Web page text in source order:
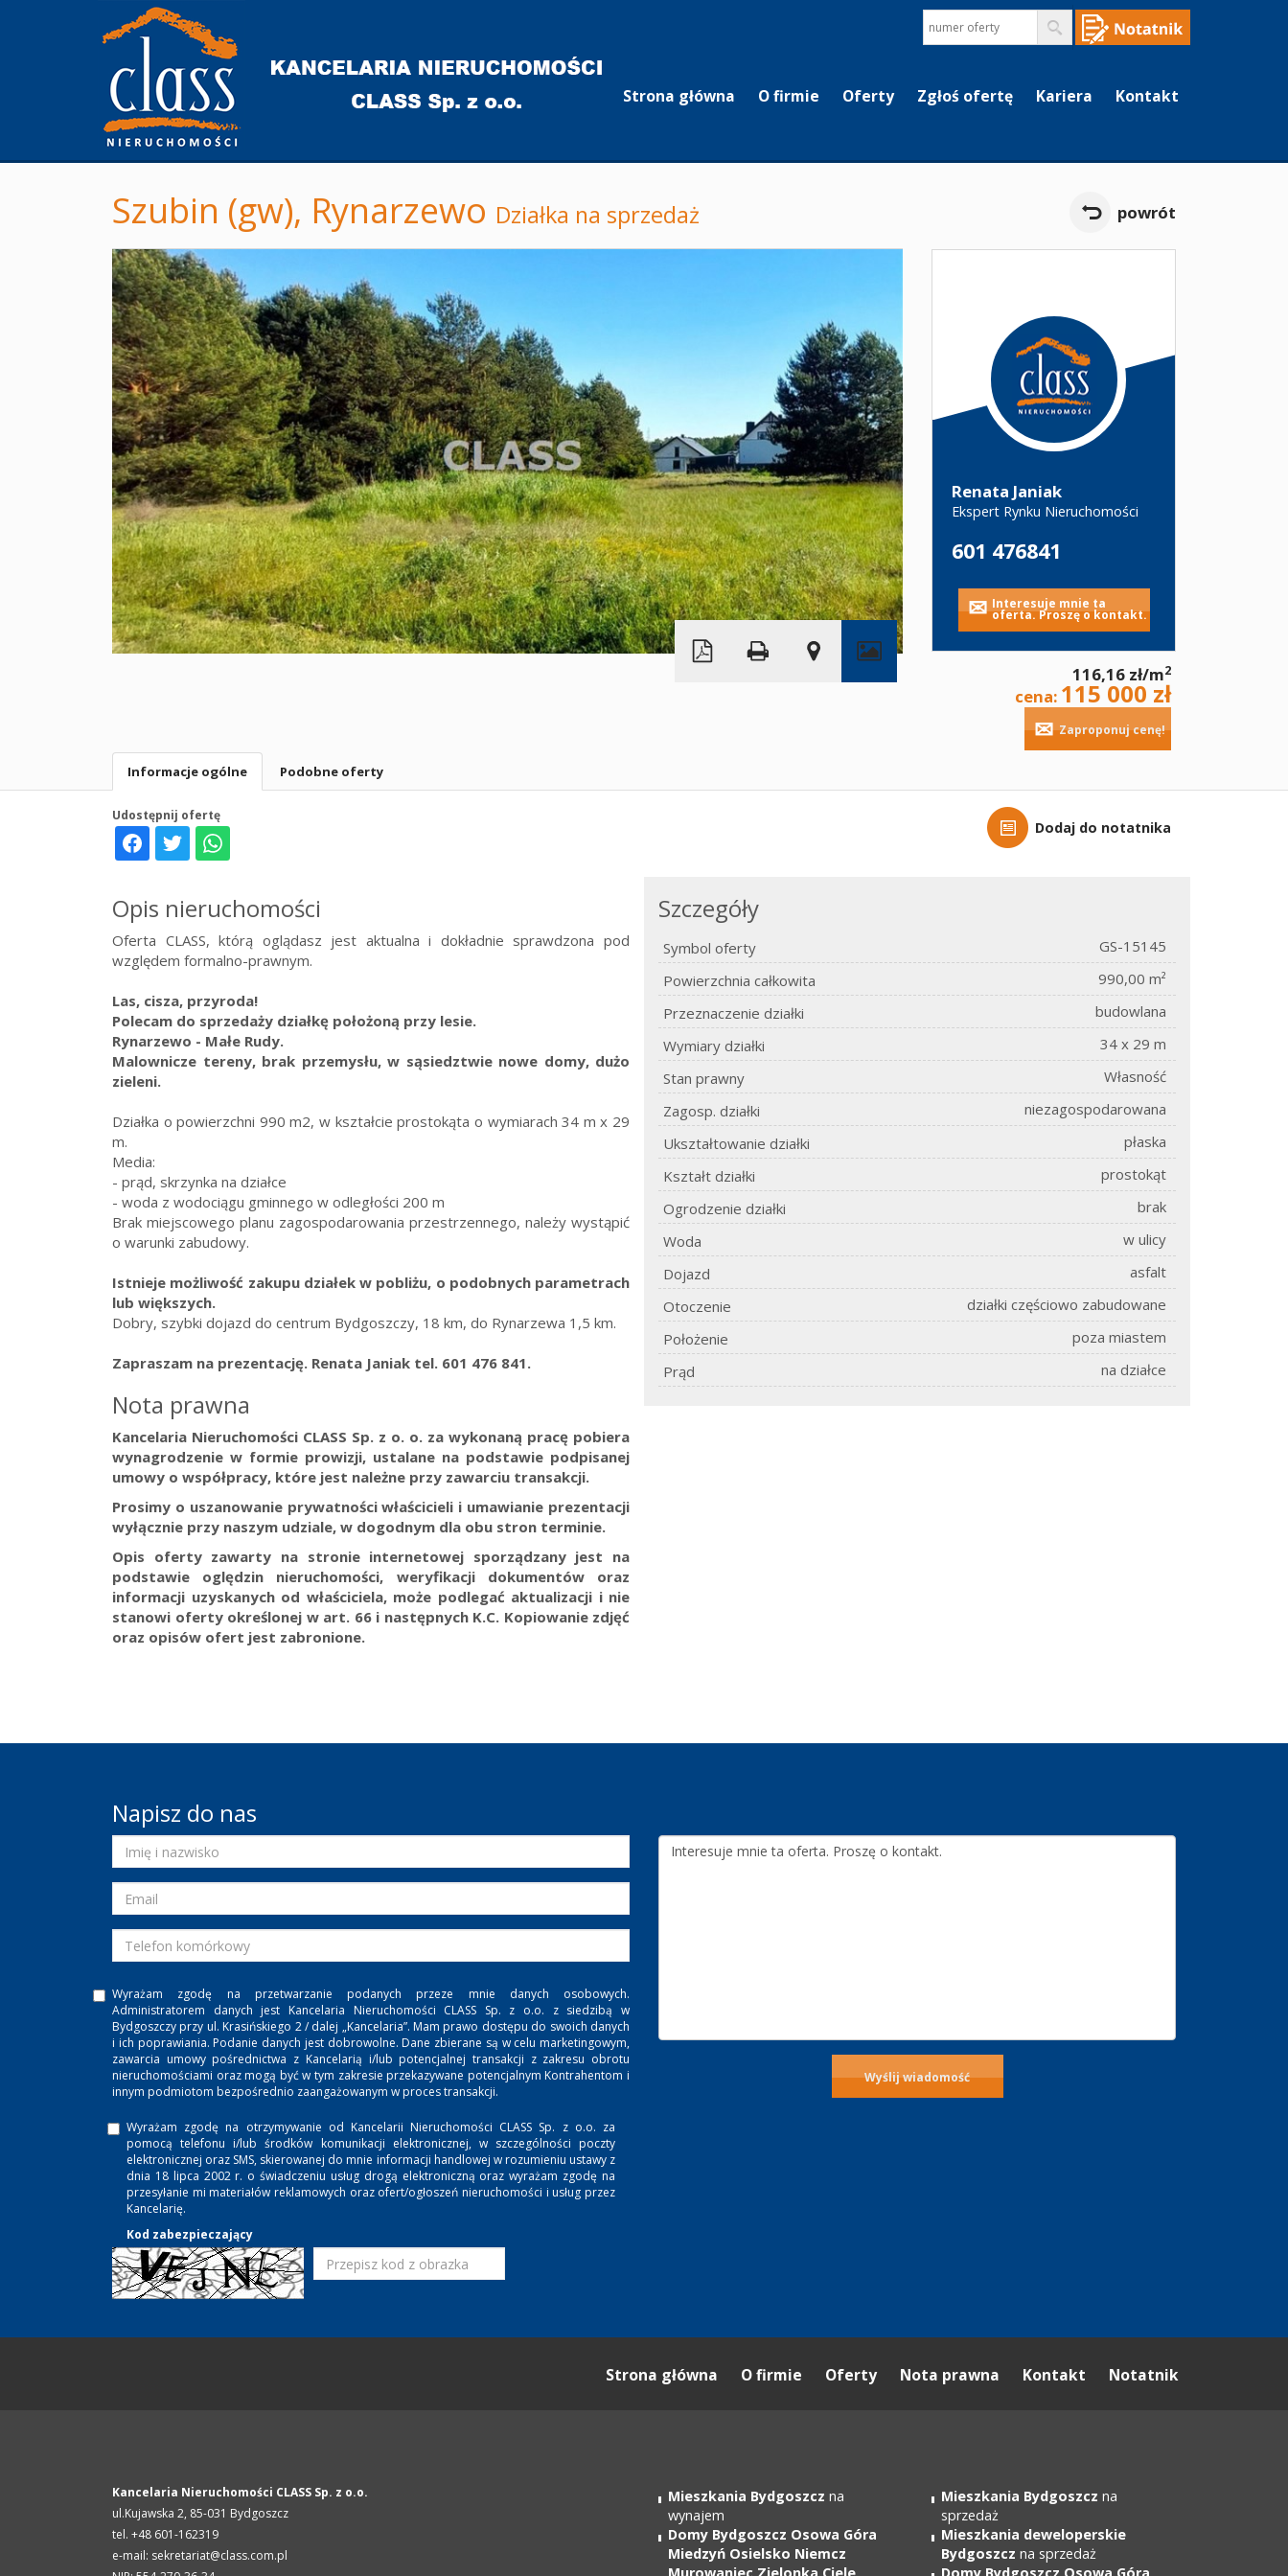
Strona główna O firmie Oferty Zgłoś ofertę Kariera Kontakt
Szubin (gw), Rynarzewo Działka na sprzedaż powrót
+
−
©OpenStreetMap contributors
Renata Janiak
Ekspert Rynku Nieruchomości
601 476841
Interesuje mnie ta
oferta. Proszę o kontakt.
116,16 zł/m2
cena: 115 000 zł
Zaproponuj cenę!
Dodaj do notatnika
Udostępnij ofertę
Informacje ogólne Podobne oferty
Opis nieruchomości
Oferta CLASS, którą oglądasz jest aktualna i dokładnie sprawdzona pod
względem formalno-prawnym.
Las, cisza, przyroda!
Polecam do sprzedaży działkę położoną przy lesie.
Rynarzewo - Małe Rudy.
Malownicze tereny, brak przemysłu, w sąsiedztwie nowe domy, dużo
zieleni.
Działka o powierzchni 990 m2, w kształcie prostokąta o wymiarach 34 m x 29
m.
Media:
- prąd, skrzynka na działce
- woda z wodociągu gminnego w odległości 200 m
Brak miejscowego planu zagospodarowania przestrzennego, należy wystąpić
o warunki zabudowy.
Istnieje możliwość zakupu działek w pobliżu, o podobnych parametrach
lub większych.
Dobry, szybki dojazd do centrum Bydgoszczy, 18 km, do Rynarzewa 1,5 km.
Zapraszam na prezentację. Renata Janiak tel. 601 476 841.
Nota prawna
Kancelaria Nieruchomości CLASS Sp. z o. o. za wykonaną pracę pobiera
wynagrodzenie w formie prowizji, ustalane na podstawie podpisanej
umowy o współpracy, które jest należne przy zawarciu transakcji.
Prosimy o uszanowanie prywatności właścicieli i umawianie prezentacji
wyłącznie przy naszym udziale, w dogodnym dla obu stron terminie.
Opis oferty zawarty na stronie internetowej sporządzany jest na
podstawie oględzin nieruchomości, weryfikacji dokumentów oraz
informacji uzyskanych od właściciela, może podlegać aktualizacji i nie
stanowi oferty określonej w art. 66 i następnych K.C. Kopiowanie zdjęć
oraz opisów ofert jest zabronione.
Szczegóły
Symbol oferty
GS-15145
Powierzchnia całkowita
990,00 m²
Przeznaczenie działki
budowlana
Wymiary działki
34 x 29 m
Stan prawny
Własność
Zagosp. działki
niezagospodarowana
Ukształtowanie działki
płaska
Kształt działki
prostokąt
Ogrodzenie działki
brak
Woda
w ulicy
Dojazd
asfalt
Otoczenie
działki częściowo zabudowane
Położenie
poza miastem
Prąd
na działce
Napisz do nas
Wyrażam zgodę na przetwarzanie podanych przeze mnie danych osobowych.
Administratorem danych jest Kancelaria Nieruchomości CLASS Sp. z o.o. z siedzibą w
Bydgoszczy przy ul. Krasińskiego 2 / dalej „Kancelaria”. Mam prawo dostępu do swoich danych
i ich poprawiania. Podanie danych jest dobrowolne. Dane zbierane są w celu marketingowym,
zawarcia umowy pośrednictwa z Kancelarią i/lub potencjalnej transakcji z zakresu obrotu
nieruchomościami oraz mogą być w tym zakresie przekazywane potencjalnym Kontrahentom i
innym podmiotom bezpośrednio zaangażowanym w proces transakcji.
Wyrażam zgodę na otrzymywanie od Kancelarii Nieruchomości CLASS Sp. z o.o. za
pomocą telefonu i/lub środków komunikacji elektronicznej, w szczególności poczty
elektronicznej oraz SMS, skierowanej do mnie informacji handlowej w rozumieniu ustawy z
dnia 18 lipca 2002 r. o świadczeniu usług drogą elektroniczną oraz wyrażam zgodę na
przesyłanie mi materiałów reklamowych oraz ofert/ogłoszeń nieruchomości i usług przez
Kancelarię.
Kod zabezpieczający
Strona główna O firmie Oferty Nota prawna Kontakt Notatnik
Kancelaria Nieruchomości CLASS Sp. z o.o.
ul.Kujawska 2, 85-031 Bydgoszcz
tel. +48 601-162319
e-mail: sekretariat@class.com.pl
Mieszkania Bydgoszcz na
wynajem
Domy Bydgoszcz Osowa Góra
Miedzyń Osielsko Niemcz
Mieszkania Bydgoszcz na
sprzedaż
Mieszkania deweloperskie
Bydgoszcz na sprzedaż